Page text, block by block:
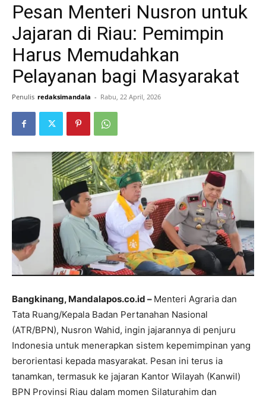
Pesan Menteri Nusron untuk
Jajaran di Riau: Pemimpin
Harus Memudahkan
Pelayanan bagi Masyarakat
Penulis redaksimandala - Rabu, 22 April, 2026
Bangkinang, Mandalapos.co.id – Menteri Agraria dan
Tata Ruang/Kepala Badan Pertanahan Nasional
(ATR/BPN), Nusron Wahid, ingin jajarannya di penjuru
Indonesia untuk menerapkan sistem kepemimpinan yang
berorientasi kepada masyarakat. Pesan ini terus ia
tanamkan, termasuk ke jajaran Kantor Wilayah (Kanwil)
BPN Provinsi Riau dalam momen Silaturahim dan